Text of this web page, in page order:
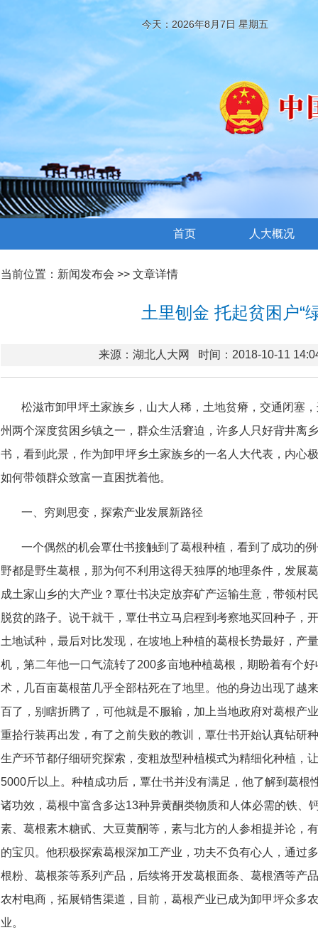
今天：2026年8月7日 星期五
首页 人大概况
当前位置： 新闻发布会 >> 文章详情
土里刨金 托起贫困户“
来源：湖北人大网 时间：2018-10-11
松滋市卸甲坪土家族乡，山大人稀，土地贫瘠，交通闭塞
州两个深度贫困乡镇之一，群众生活窘迫，许多人只好背井离
书，看到此景，作为卸甲坪乡土家族乡的一名人大代表，内心
如何带领群众致富一直困扰着他。
一、穷则思变，探索产业发展新路径
一个偶然的机会覃仕书接触到了葛根种植，看到了成功的
野都是野生葛根，那为何不利用这得天独厚的地理条件，发展
成土家山乡的大产业？覃仕书决定放弃矿产运输生意，带领村
脱贫的路子。说干就干，覃仕书立马启程到考察地买回种子，
土地试种，最后对比发现，在坡地上种植的葛根长势最好，产
机，第二年他一口气流转了200多亩地种植葛根，期盼着有个
术，几百亩葛根苗几乎全部枯死在了地里。他的身边出现了越
百了，别瞎折腾了，可他就是不服输，加上当地政府对葛根产
重拾行装再出发，有了之前失败的教训，覃仕书开始认真钻研
生产环节都仔细研究探索，变粗放型种植模式为精细化种植，
5000斤以上。种植成功后，覃仕书并没有满足，他了解到葛根
诸功效，葛根中富含多达13种异黄酮类物质和人体必需的铁、
素、葛根素木糖甙、大豆黄酮等，素与北方的人参相提并论，
的宝贝。他积极探索葛根深加工产业，功夫不负有心人，通过
根粉、葛根茶等系列产品，后续将开发葛根面条、葛根酒等产
农村电商，拓展销售渠道，目前，葛根产业已成为卸甲坪众多
业。